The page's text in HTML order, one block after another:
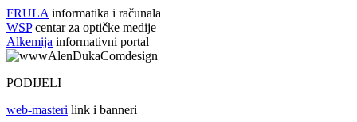
FRULA informatika i računala
WSPcentar za optičke medije
Alkemija informativni portal
PODIJELI
web-masteri link i banneri